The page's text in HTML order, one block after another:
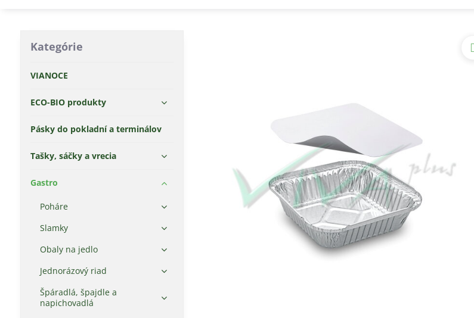
Kategórie
VIANOCE
ECO-BIO produkty
Pásky do pokladní a terminálov
Tašky, sáčky a vrecia
Gastro
Poháre
Slamky
Obaly na jedlo
Jednorázový riad
Špáradlá, špajdle a
napichovadlá